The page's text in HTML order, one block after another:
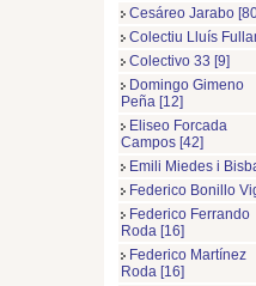
Cesáreo Jarabo
Colectiu Lluís
Colectivo 33 [9]
Domingo Gimeno
Peña [12]
Eliseo Forcada
Campos [42]
Emili Miedes i
Federico Bonillo
Federico Ferrando
Roda [16]
Federico Martínez
Roda [16]